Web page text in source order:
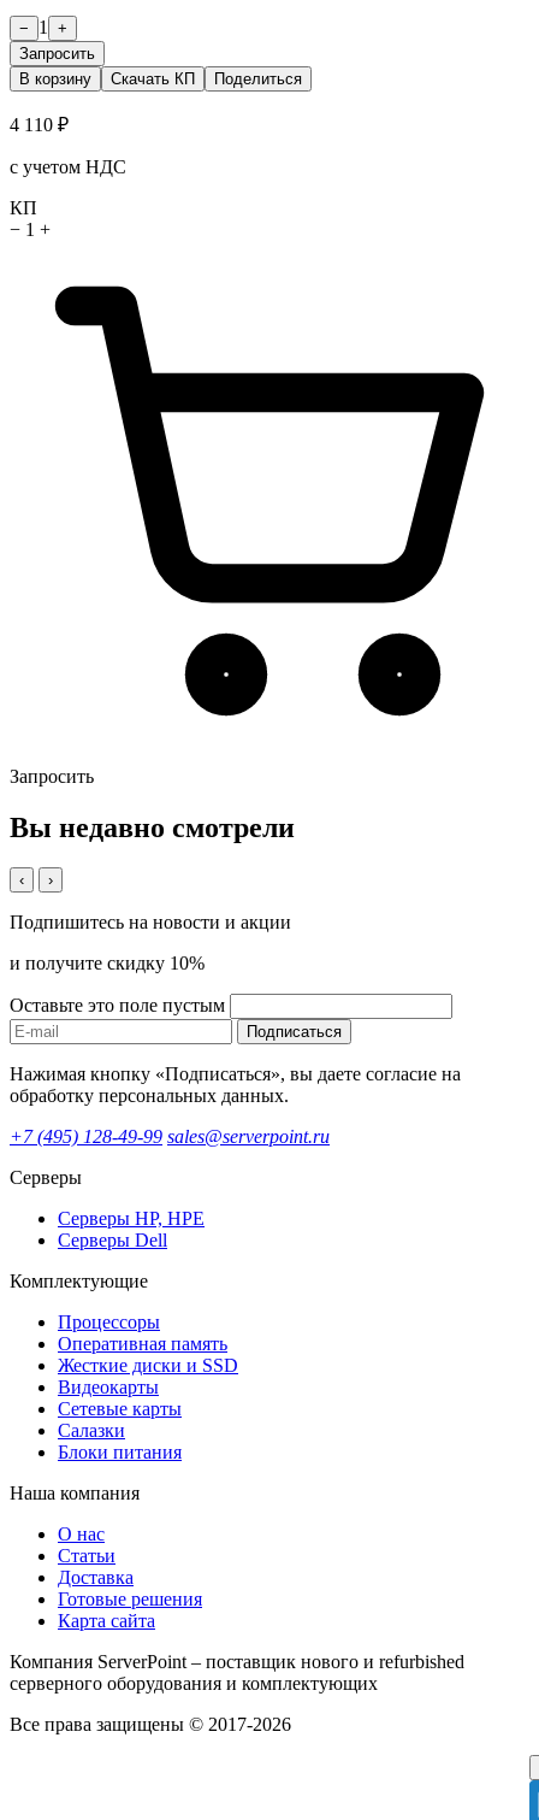
− 1
+
Запросить
В корзину
Скачать КП Поделиться
4 110 ₽
с учетом НДС
КП
− 1 +
Запросить
Вы недавно смотрели
‹ ›
Подпишитесь на новости и акции
и получите скидку 10%
Оставьте это поле пустым
Подписаться
Нажимая кнопку «Подписаться», вы даете согласие на
обработку персональных данных.
+7 (495) 128-49-99 sales@serverpoint.ru
Серверы
Серверы HP, HPE
Серверы Dell
Комплектующие
Процессоры
Оперативная память
Жесткие диски и SSD
Видеокарты
Сетевые карты
Салазки
Блоки питания
Наша компания
О нас
Статьи
Доставка
Готовые решения
Карта сайта
Компания ServerPoint – поставщик нового и refurbished
серверного оборудования и комплектующих
Все права защищены © 2017-2026